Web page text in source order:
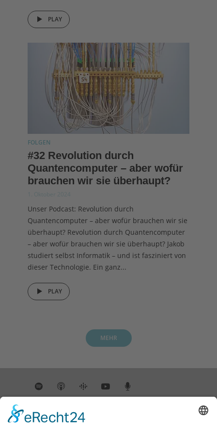
PLAY
FOLGEN
#32 Revolution durch
Quantencomputer – aber wofür
brauchen wir sie überhaupt?
1. Oktober 2024
Unser Podcast: Revolution durch
Quantencomputer – aber wofür brauchen wir sie
überhaupt? Revolution durch Quantencomputer
– aber wofür brauchen wir sie überhaupt? Jakob
studiert selbst Informatik – und ist fasziniert von
dieser Technologie. Ein ganz...
PLAY
MEHR
INSTAGRAM@DIEWISSENSCHAFTSREPORTER